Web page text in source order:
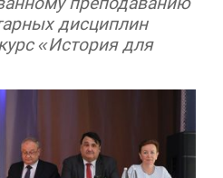
дисциплин
«История для